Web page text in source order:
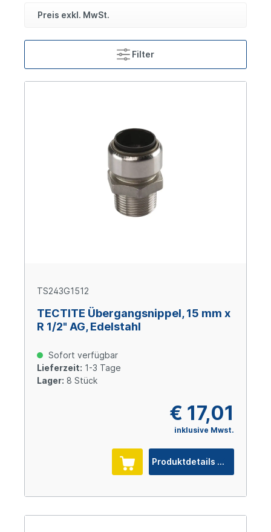
Preis exkl. MwSt.
Filter
TS243G1512
TECTITE Übergangsnippel, 15 mm x
R 1/2" AG, Edelstahl
Sofort verfügbar
Lieferzeit: 1-3 Tage
Lager: 8 Stück
€ 17,01
inklusive Mwst.
Produktdetails